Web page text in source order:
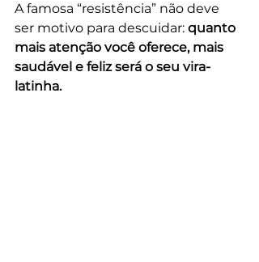
A famosa “resistência” não deve
ser motivo para descuidar: quanto
mais atenção você oferece, mais
saudável e feliz será o seu vira-
latinha.